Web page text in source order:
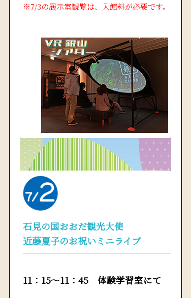
※7/3の展示室観覧は、入館料が必要です。
石見の国おおだ観光大使
近藤夏子のお祝いミニライブ
11：15～11：45 体験学習室にて